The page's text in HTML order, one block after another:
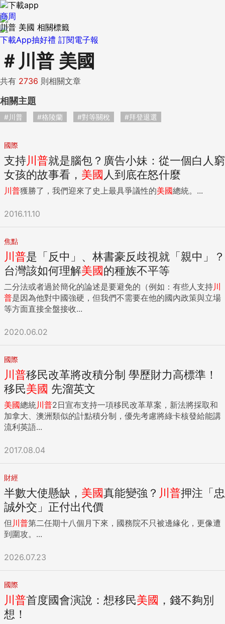
下載App抽好禮 訂閱電子報
商周
川普 美國 相關標籤
＃ 川普 美國
共有 2736 則相關文章
相關主題
#川普 #格陵蘭 #對等關稅 #拜登退選
國際
支持川普就是腦包？廣告小妹：從一個白人窮
女孩的故事看， 美國 人到底在怒什麼
川普獲勝了，我們迎來了史上最具爭議性的美國總統。...
2016.11.10
焦點
川普是「反中」、林書豪反歧視就「親中」？
台灣該如何理解美國的種族不平等
二分法或者過於簡化的論述是要避免的（例如：有些人支持川
普是因為他對中國強硬，但我們不需要在他的國內政策與立場
等方面直接全盤接收...
2020.06.02
國際
川普移民改革將改積分制 學歷財力高標準！
移民美國 先溜英文
美國總統川普2日宣布支持一項移民改革草案，新法將採取和
加拿大、澳洲類似的計點積分制，優先考慮將綠卡核發給能講
流利英語...
2017.08.04
財經
半數大使懸缺， 美國真能變強？ 川普押注「忠
誠外交」正付出代價
但 川普第二任期十八個月下來，國務院不只被邊緣化，更像遭
到圍攻。...
2026.07.23
國際
川普首度國會演說：想移民美國 ，錢不夠別
想！